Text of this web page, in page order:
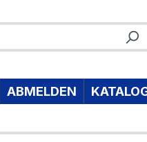
ABMELDEN